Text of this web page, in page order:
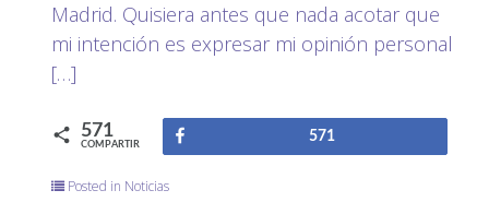
Madrid. Quisiera antes que nada acotar que
mi intención es expresar mi opinión personal
[…]
571
COMPARTIR
571
Posted in Noticias